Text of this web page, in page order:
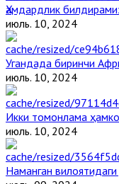
Ҳамдардлик
июль. 10, 2024
Угандада биринчи
июль. 10, 2024
Икки томонлама
июль. 10, 2024
Наманган